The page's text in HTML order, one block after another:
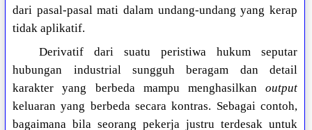
dari pasal-pasal mati dalam undang-undang yang kerap
tidak aplikatif.
Derivatif dari suatu peristiwa hukum seputar
hubungan industrial sungguh beragam dan detail
karakter yang berbeda mampu menghasilkan output
keluaran yang berbeda secara kontras. Sebagai contoh,
bagaimana bila seorang pekerja justru terdesak untuk